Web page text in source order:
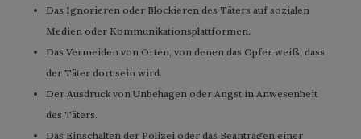
Das Ignorieren oder Blockieren des Täters auf sozialen
Medien oder Kommunikationsplattformen.
Das Vermeiden von Orten, von denen das Opfer weiß, dass
der Täter dort sein wird.
Der Ausdruck von Unbehagen oder Angst in Anwesenheit
des Täters.
Das Einschalten der Polizei oder das Beantragen einer